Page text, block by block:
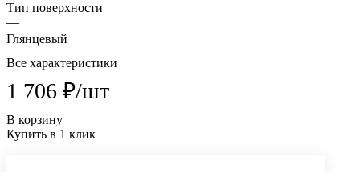
Тип поверхности
—
Глянцевый
Все характеристики
1 706 ₽/шт
В корзину
Купить в 1 клик